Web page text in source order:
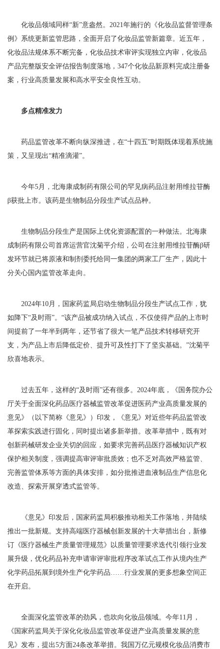
化妆品领域同样“新”意盎然。2021年施行的《化妆品监督管理条
例》系统更新监管思路，全面开启了化妆品监管新篇章。近五年，
化妆品法规体系不断完备，化妆品技术审评实现独立内审，化妆品
产品完整版安全评估报告制度落地，347个化妆品新原料完成注册备
案，行业高质量发展和高水平安全良性互动。
多点精准发力
药品监管改革不断向纵深推进，在“十四五”时期既体现着系统施
策，又呈现出“精准滴灌”。
今年5月，北海康成制药有限公司的罕见病药品注射用维拉苷酶
β获批上市。该药是生物制品分段生产试点品种。
生物制品分段生产是国际上优化资源配置的一种做法。北海康
成制药有限公司首席运营官沈菊平介绍，公司在注射用维拉苷酶β研
发环节就已将原液和制剂委托给同一集团的两家工厂生产，因此十
分关心国内监管改革走向。
2024年10月，国家药监局启动生物制品分段生产试点工作，犹
如降下“及时雨”。“该产品被成功纳入试点，不仅使得产品的上市时
间提前了一年半到两年，还节省了很大一笔产品技术转移研究开
支，为产品上市后降低定价、提升可及性打下了坚实基础。”沈菊平
欣喜地表示。
过去五年，这样的“及时雨”还有很多。2024年底，《国务院办公
厅关于全面深化药品医疗器械监管改革促进医药产业高质量发展的
意见》（以下简称《意见》）印发，《意见》对近些年药品监管改
革探索实践进行固化，同时提出诸多新举措。改革举措中，既有对
创新药械研发企业关切的回应，如要求完善药品医疗器械知识产权
保护相关制度，强调提高审评审批质效；也不乏对高效严格监管、
完善监管体系等方面的具体安排，如分批推进血液制品生产信息化
改造、探索开展穿透式监管等。
《意见》印发后，国家药监局积极推动相关工作落地，并陆续
推出一批新规。支持高端医疗器械创新发展的十大举措出台，新修
订《医疗器械生产质量管理规范》以质量管理要求迭代引领行业发
展升级，优化药品补充申请审评审批程序改革试点工作从境内生产
化学药品拓展到境外生产化学药品……行业发展的更多想象空间正
在开启。
全面深化监管改革的劲风，也吹向化妆品领域。今年11月，
《国家药监局关于深化化妆品监管改革促进产业高质量发展的意
见》发布，提出5方面24条改革举措。我国万亿元规模化妆品消费市